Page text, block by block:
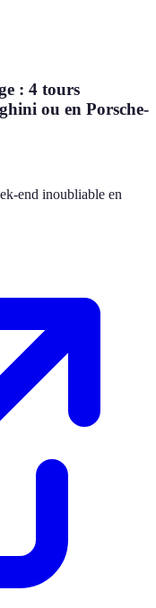
: 4 tours
ou en Porsche-
end inoubliable en